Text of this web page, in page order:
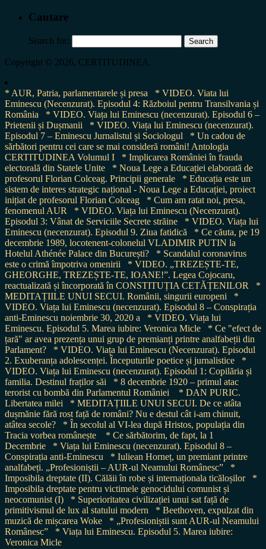
Cautare
Search for:
Copyright © 2026, CERTITUDINEA.
* AUR, Patria, parlamentarele și presa
* VIDEO. Viata lui
Eminescu (Necenzurat). Episodul 4: Războiul pentru Transilvania și
România
* VIDEO. Viața lui Eminescu (necenzurat). Episodul 6 –
Prietenii și Dușmanii
* VIDEO. Viața lui Eminescu (necenzurat).
Episodul 7 – Eminescu Jurnalistul și Sociologul
* Un cadou de
sărbători pentru cei care se mai consideră români! Antologia
CERTITUDINEA Volumul I
* Implicarea României în frauda
electorală din Statele Unite
* Noua Lege a Educației elaborată de
profesorul Florian Colceag. Principii generale
* Educația este un
sistem de interes strategic național - Noua Lege a Educației, proiect
inițiat de profesorul Florian Colceag
* Cum am ratat noi, presa,
fenomenul AUR
* VIDEO. Viața lui Eminescu (Necenzurat).
Episodul 3: Vânat de Serviciile Secrete străine
* VIDEO. Viața lui
Eminescu (necenzurat). Episodul 9. Ziua fatidică
* Ce căuta, pe 19
decembrie 1989, locotenent-colonelul VLADIMIR PUTIN la
Hotelul Athénée Palace din București?
* Scandalul coronavirus
este o crimă împotriva omenirii
* VIDEO. „TREZEȘTE-TE,
GHEORGHE, TREZEȘTE-TE, IOANE!”. Legea Cojocaru,
reactualizată și încorporată în CONSTITUȚIA CETĂȚENILOR
*
MEDITAȚIILE UNUI SECUI. Românii, singurii europeni
*
VIDEO. Viața lui Eminescu (necenzurat). Episodul 8 – Conspirația
anti-Eminescu noiembrie 30, 2020 a
* VIDEO. Viața lui
Eminescu. Episodul 5. Marea iubire: Veronica Micle
* Ce "efect de
țară" ar avea prezența unui grup de premianți printre analfabeții din
Parlament?
* VIDEO. Viața lui Eminescu (Necenzurat). Episodul
2. Exuberanța adolescenței. Începuturile poetice și jurnalistice
*
VIDEO. Viața lui Eminescu (necenzurat). Episodul 1: Copilăria și
familia. Destinul fraților săi
* 8 decembrie 1920 – primul atac
terorist cu bombă din Parlamentul României
* DAN PURIC.
Libertatea milei
* MEDITAȚIILE UNUI SECUI. De ce atâta
dușmănie fără rost față de români? Nu e destul cât i-am chinuit,
atâtea secole?
* În secolul al VI-lea după Hristos, populația din
Tracia vorbea românește
* Ce sărbătorim, de fapt, la 1
Decembrie
* Viața lui Eminescu (necenzurat). Episodul 8 –
Conspirația anti-Eminescu
* Iuliean Horneț, un premiant printre
analfabeți. „Profesioniștii – AUR-ul Neamului Românesc”
*
Imposibila dreptate (II). Călăii în robe și internaționala ticăloșilor
*
Imposibila dreptate pentru victimele genocidului comunist și
neocomunist (I)
* Superioritatea civilizației unui sat față de
primitivismul de lux al statului modern
* Beethoven, expulzat din
muzică de mișcarea Woke
* „Profesioniștii sunt AUR-ul Neamului
Românesc”
* Viața lui Eminescu. Episodul 5. Marea iubire:
Veronica Micle